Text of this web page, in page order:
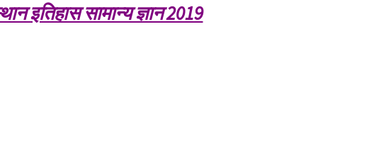
इतिहास सामान्य ज्ञान 2019